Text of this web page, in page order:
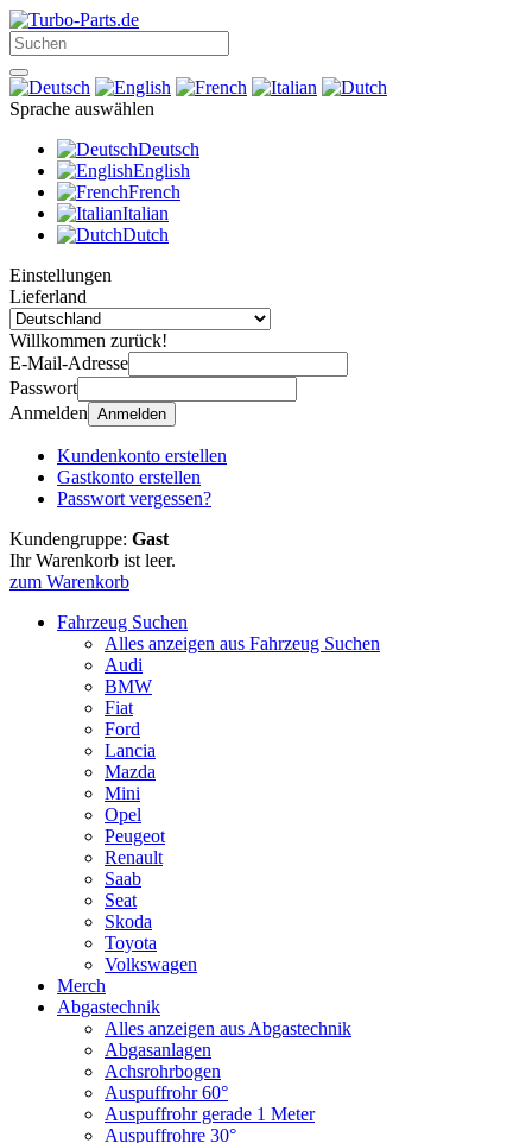
Sprache auswählen
Deutsch
English
French
Italian
Dutch
Einstellungen
Lieferland
Willkommen zurück!
E-Mail-Adresse
Passwort
Anmelden Anmelden
Kundenkonto erstellen
Gastkonto erstellen
Passwort vergessen?
Kundengruppe: Gast
Ihr Warenkorb ist leer.
zum Warenkorb
Fahrzeug Suchen
Alles anzeigen aus Fahrzeug Suchen
Audi
BMW
Fiat
Ford
Lancia
Mazda
Mini
Opel
Peugeot
Renault
Saab
Seat
Skoda
Toyota
Volkswagen
Merch
Abgastechnik
Alles anzeigen aus Abgastechnik
Abgasanlagen
Achsrohrbogen
Auspuffrohr 60°
Auspuffrohr gerade 1 Meter
Auspuffrohre 30°